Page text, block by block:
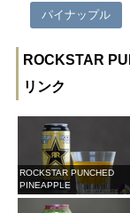
パイナップル
ROCKSTAR
リンク
ROCKSTAR PUNCHED
PINEAPPLE